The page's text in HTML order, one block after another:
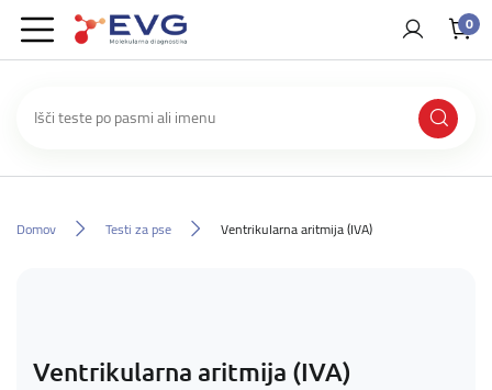
0
Domov Testi za pse Ventrikularna aritmija (IVA)
Ventrikularna aritmija (IVA)